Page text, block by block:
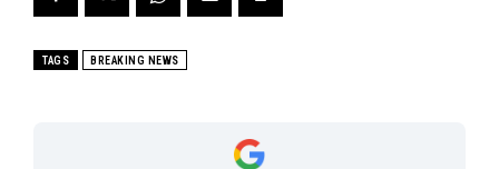
TAGS BREAKING NEWS